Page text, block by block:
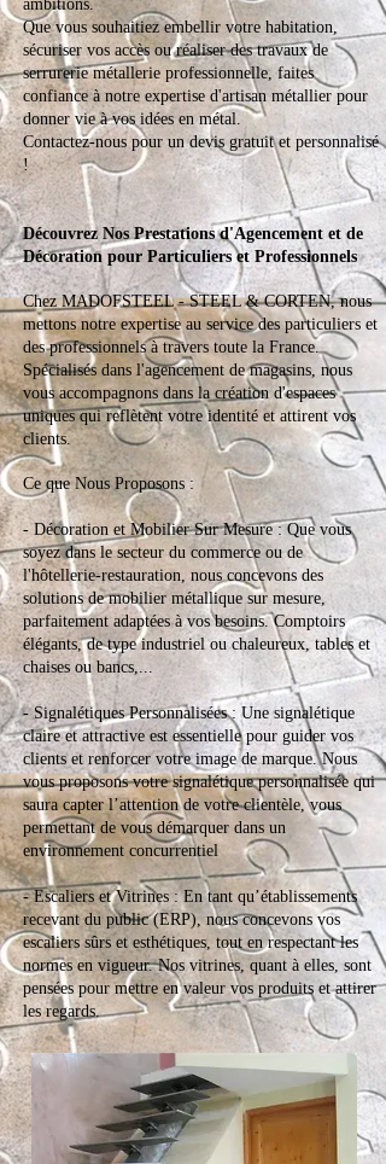
ambitions.
Que vous souhaitiez embellir votre habitation,
sécuriser vos accès ou réaliser des travaux de
serrurerie métallerie professionnelle, faites
confiance à notre expertise d'artisan métallier pour
donner vie à vos idées en métal.
Contactez-nous pour un devis gratuit et personnalisé
!
Découvrez Nos Prestations d'Agencement et de
Décoration pour Particuliers et Professionnels
Chez MADOFSTEEL - STEEL & CORTEN, nous
mettons notre expertise au service des particuliers et
des professionnels à travers toute la France.
Spécialisés dans l'agencement de magasins, nous
vous accompagnons dans la création d'espaces
uniques qui reflètent votre identité et attirent vos
clients.
Ce que Nous Proposons :
- Décoration et Mobilier Sur Mesure : Que vous
soyez dans le secteur du commerce ou de
l'hôtellerie-restauration, nous concevons des
solutions de mobilier métallique sur mesure,
parfaitement adaptées à vos besoins. Comptoirs
élégants, de type industriel ou chaleureux, tables et
chaises ou bancs,...
- Signalétiques Personnalisées : Une signalétique
claire et attractive est essentielle pour guider vos
clients et renforcer votre image de marque. Nous
vous proposons votre signalétique personnalisée qui
saura capter l’attention de votre clientèle, vous
permettant de vous démarquer dans un
environnement concurrentiel
- Escaliers et Vitrines : En tant qu’établissements
recevant du public (ERP), nous concevons vos
escaliers sûrs et esthétiques, tout en respectant les
normes en vigueur. Nos vitrines, quant à elles, sont
pensées pour mettre en valeur vos produits et attirer
les regards.